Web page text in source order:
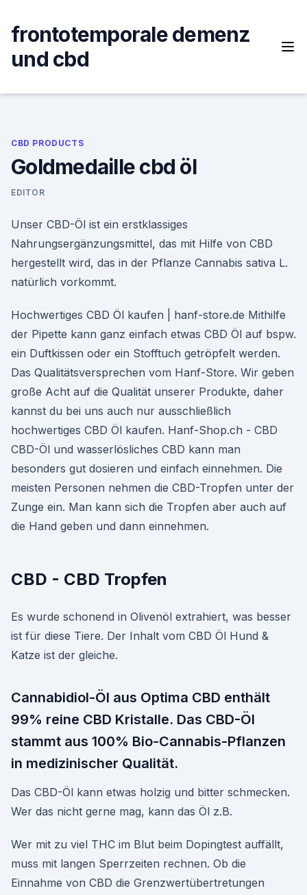
content
frontotemporale demenz
und cbd
CBD PRODUCTS
Goldmedaille cbd öl
EDITOR
Unser CBD-Öl ist ein erstklassiges
Nahrungsergänzungsmittel, das mit Hilfe von CBD
hergestellt wird, das in der Pflanze Cannabis sativa L.
natürlich vorkommt.
Hochwertiges CBD Öl kaufen | hanf-store.de Mithilfe
der Pipette kann ganz einfach etwas CBD Öl auf bspw.
ein Duftkissen oder ein Stofftuch getröpfelt werden.
Das Qualitätsversprechen vom Hanf-Store. Wir geben
große Acht auf die Qualität unserer Produkte, daher
kannst du bei uns auch nur ausschließlich
hochwertiges CBD Öl kaufen. Hanf-Shop.ch - CBD
CBD-Öl und wasserlösliches CBD kann man
besonders gut dosieren und einfach einnehmen. Die
meisten Personen nehmen die CBD-Tropfen unter der
Zunge ein. Man kann sich die Tropfen aber auch auf
die Hand geben und dann einnehmen.
CBD - CBD Tropfen
Es wurde schonend in Olivenöl extrahiert, was besser
ist für diese Tiere. Der Inhalt vom CBD Öl Hund &
Katze ist der gleiche.
Cannabidiol-Öl aus Optima CBD enthält
99% reine CBD Kristalle. Das CBD-Öl
stammt aus 100% Bio-Cannabis-Pflanzen
in medizinischer Qualität.
Das CBD-Öl kann etwas holzig und bitter schmecken.
Wer das nicht gerne mag, kann das Öl z.B.
Wer mit zu viel THC im Blut beim Dopingtest auffällt,
muss mit langen Sperrzeiten rechnen. Ob die
Einnahme von CBD die Grenzwertübertretungen